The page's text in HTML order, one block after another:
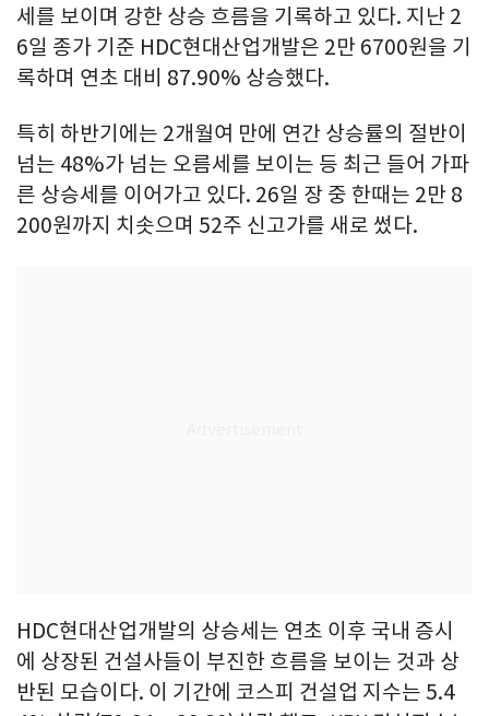
세를 보이며 강한 상승 흐름을 기록하고 있다. 지난 2
6일 종가 기준 HDC현대산업개발은 2만 6700원을 기
록하며 연초 대비 87.90% 상승했다.
특히 하반기에는 2개월여 만에 연간 상승률의 절반이
넘는 48%가 넘는 오름세를 보이는 등 최근 들어 가파
른 상승세를 이어가고 있다. 26일 장 중 한때는 2만 8
200원까지 치솟으며 52주 신고가를 새로 썼다.
HDC현대산업개발의 상승세는 연초 이후 국내 증시
에 상장된 건설사들이 부진한 흐름을 보이는 것과 상
반된 모습이다. 이 기간에 코스피 건설업 지수는 5.4